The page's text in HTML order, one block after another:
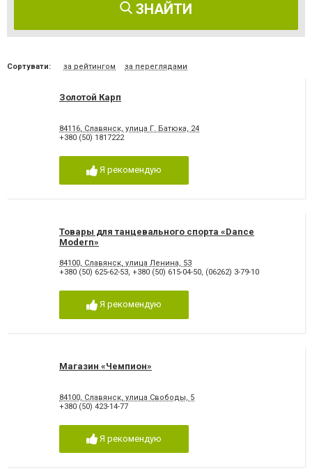
ЗНАЙТИ
Сортувати: за рейтингом за переглядами
Золотой Карп
84116, Славянск, улица Г. Батюка, 24
+380 (50) 1817222
Я рекомендую
Товары для танцевального спорта «Dance
Modern»
84100, Славянск, улица Ленина, 53
+380 (50) 625-62-53, +380 (50) 615-04-50, (06262) 3-79-10
Я рекомендую
Магазин «Чемпион»
84100, Славянск, улица Свободы, 5
+380 (50) 423-14-77
Я рекомендую